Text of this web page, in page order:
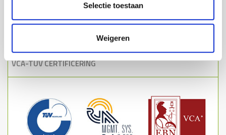
Selectie toestaan
Weigeren
België € 125,-
Gratis
VCA-TUV CERTIFICERING